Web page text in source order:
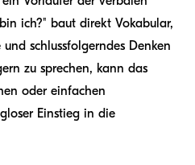
ich?" baut direkt Vokabular,
schlussfolgerndes Denken
zu sprechen, kann das
oder einfachen
Einstieg in die